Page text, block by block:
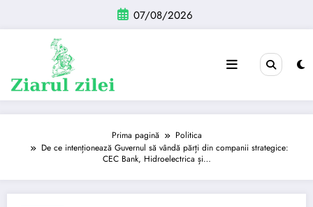
conținut
07/08/2026
Prima pagină
Politica
De ce intenționează Guvernul să vândă părți din companii strategice:
CEC Bank, Hidroelectrica și…